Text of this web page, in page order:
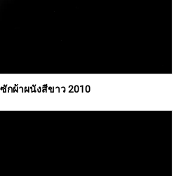
กผ้าผนังสีขาว 2010